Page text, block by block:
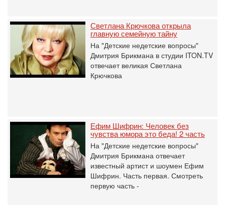
Светлана Крючкова открыла
главную семейную тайну
На "Детские недетские вопросы"
Дмитрия Брикмана в студии ITON.TV
отвечает великая Светлана
Крючкова
Ефим Шифрин: Человек без
чувства юмора это беда! 2 часть
На "Детские недетские вопросы"
Дмитрия Брикмана отвечает
известный артист и шоумен Ефим
Шифрин. Часть первая. Смотреть
первую часть -